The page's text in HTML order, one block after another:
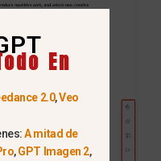
En
2.0,Veo
A mitad de
,GPT Imagen 2,